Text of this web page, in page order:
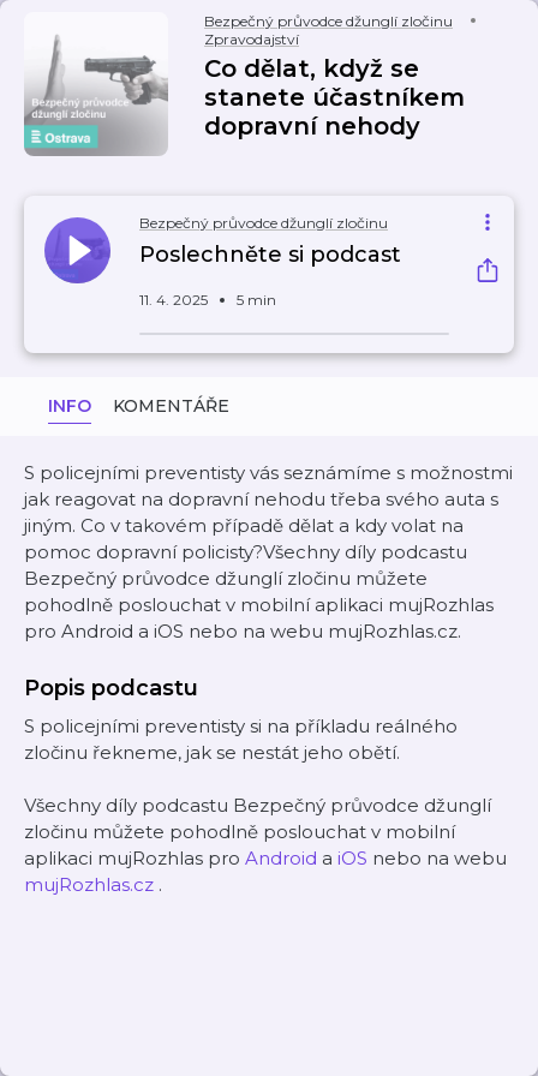
Bezpečný průvodce džunglí zločinu
Zpravodajství
Co dělat, když se
stanete účastníkem
dopravní nehody
Bezpečný průvodce džunglí zločinu
Poslechněte si podcast
11. 4. 2025 5 min
INFO KOMENTÁŘE
S policejními preventisty vás seznámíme s možnostmi
jak reagovat na dopravní nehodu třeba svého auta s
jiným. Co v takovém případě dělat a kdy volat na
pomoc dopravní policisty?Všechny díly podcastu
Bezpečný průvodce džunglí zločinu můžete
pohodlně poslouchat v mobilní aplikaci mujRozhlas
pro Android a iOS nebo na webu mujRozhlas.cz.
Popis podcastu
S policejními preventisty si na příkladu reálného
zločinu řekneme, jak se nestát jeho obětí.
Všechny díly podcastu Bezpečný průvodce džunglí
zločinu můžete pohodlně poslouchat v mobilní
aplikaci mujRozhlas pro Android a iOS nebo na webu
mujRozhlas.cz .